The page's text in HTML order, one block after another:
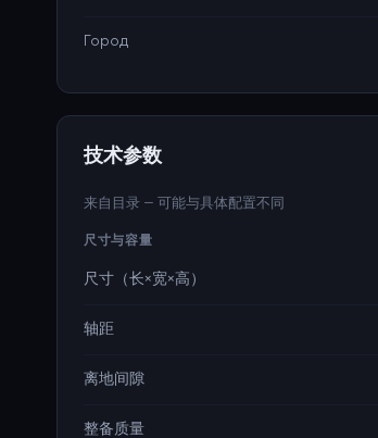
Город
技术参数
来自目录 — 可能与具体配置不同
尺寸与容量
尺寸（长×宽×高）
轴距
离地间隙
整备质量